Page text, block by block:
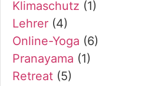
Klimaschutz (1)
Lehrer (4)
Online-Yoga (6)
Pranayama (1)
Retreat (5)